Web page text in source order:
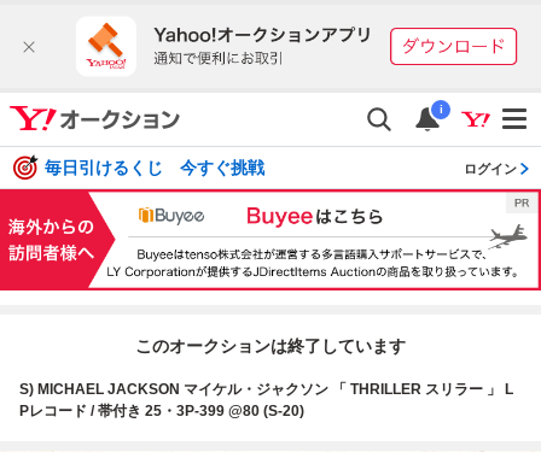
i
毎日引けるくじ 今すぐ挑戦 ログイン
このオークションは終了しています
S) MICHAEL JACKSON マイケル・ジャクソン 「 THRILLER スリラー 」 L
Pレコード / 帯付き 25・3P-399 @80 (S-20)